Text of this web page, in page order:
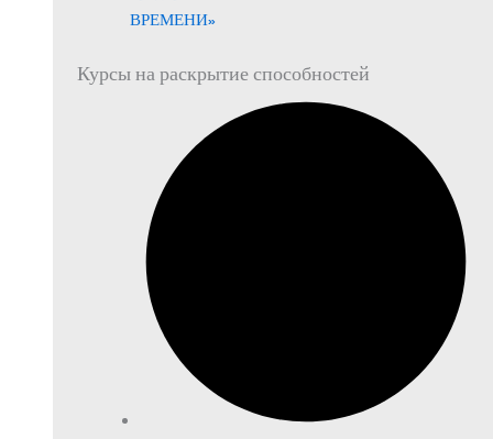
ВРЕМЕНИ»
Курсы на раскрытие способностей